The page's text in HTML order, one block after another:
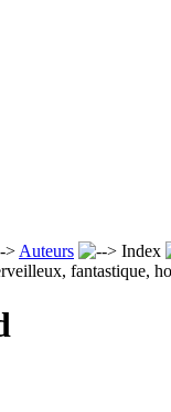
Auteurs Index
fantastique,